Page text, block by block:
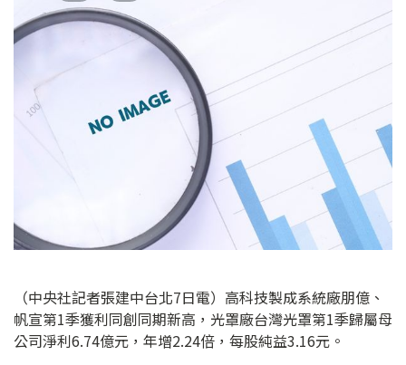
（中央社記者張建中台北7日電）高科技製成系統廠朋億、
帆宣第1季獲利同創同期新高，光罩廠台灣光罩第1季歸屬母
公司淨利6.74億元，年增2.24倍，每股純益3.16元。